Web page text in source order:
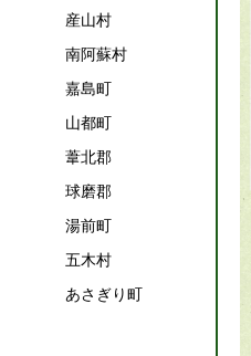
産山村
南阿蘇村
嘉島町
山都町
葦北郡
球磨郡
湯前町
五木村
あさぎり町